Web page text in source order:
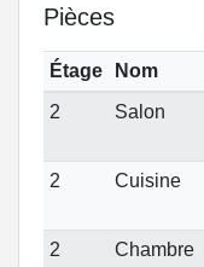
Pièces
Étage Nom
2
Salon
2 Cuisine
2
Chambre